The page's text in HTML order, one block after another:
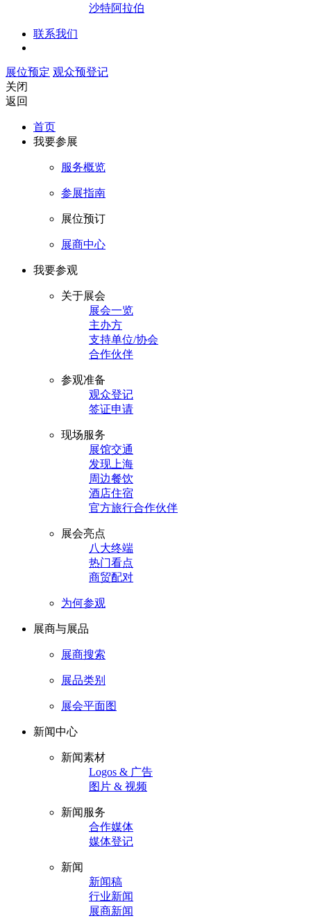
沙特阿拉伯
联系我们
展位预定 观众预登记
关闭
返回
首页
我要参展
服务概览
参展指南
展位预订
展商中心
我要参观
关于展会
展会一览
主办方
支持单位/协会
合作伙伴
参观准备
观众登记
签证申请
现场服务
展馆交通
发现上海
周边餐饮
酒店住宿
官方旅行合作伙伴
展会亮点
八大终端
热门看点
商贸配对
为何参观
展商与展品
展商搜索
展品类别
展会平面图
新闻中心
新闻素材
Logos & 广告
图片 & 视频
新闻服务
合作媒体
媒体登记
新闻
新闻稿
行业新闻
展商新闻